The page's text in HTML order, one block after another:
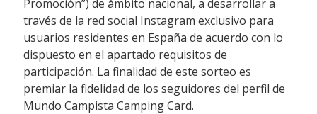
Promoción”) de ámbito nacional, a desarrollar a
través de la red social Instagram exclusivo para
usuarios residentes en España de acuerdo con lo
dispuesto en el apartado requisitos de
participación. La finalidad de este sorteo es
premiar la fidelidad de los seguidores del perfil de
Mundo Campista Camping Card.